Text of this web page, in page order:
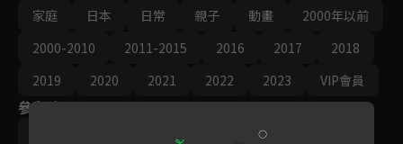
家庭
日本 日常 親子 動畫
2000年以前
2000-2010
2011-2015 2016 2017
2018
2019
2020 2021 2022 2023 VIP會員
參與演員
導演｜矢野博之
導演｜篠原俊哉